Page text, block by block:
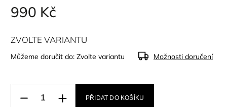
990 Kč
ZVOLTE VARIANTU
Můžeme doručit do: Zvolte variantu Možnosti doručení
PŘIDAT DO KOŠÍKU